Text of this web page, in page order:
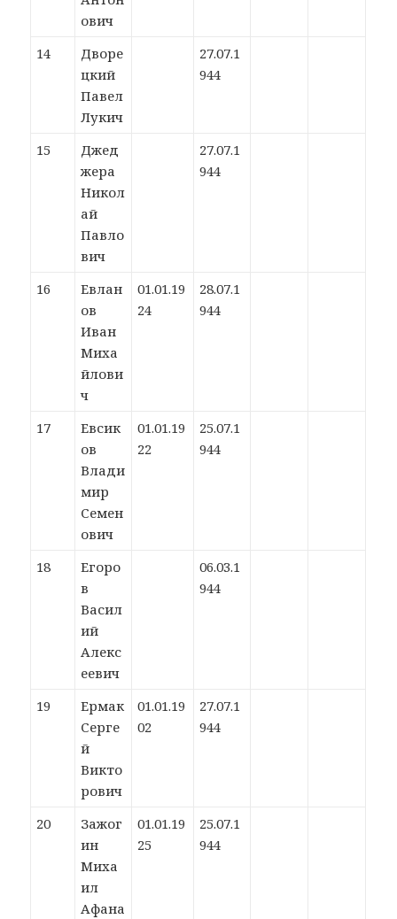
ович
14
Дворе
цкий
Павел
Лукич
27.07.1
944
15
Джед
жера
Никол
ай
Павло
вич
27.07.1
944
16
Евлан
ов
Иван
Миха
йлови
ч
01.01.19
24
28.07.1
944
17
Евсик
ов
Влади
мир
Семен
ович
01.01.19
22
25.07.1
944
18
Егоро
в
Васил
ий
Алекс
еевич
06.03.1
944
19
Ермак
Серге
й
Викто
рович
01.01.19
02
27.07.1
944
20
Зажог
ин
Миха
ил
Афана
01.01.19
25
25.07.1
944